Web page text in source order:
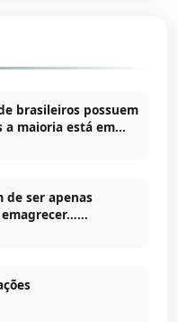
brasileiros possuem
a maioria está em...
de ser apenas
emagrecer……